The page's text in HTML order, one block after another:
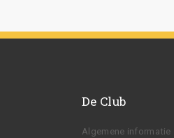
De Club
Algemene informatie